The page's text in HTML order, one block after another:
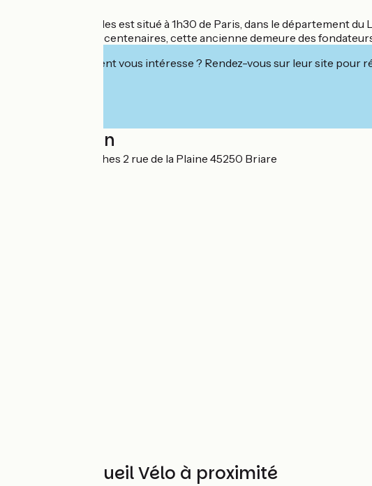
Notre hôtel 4 étoiles est situé à 1h30 de Paris, dans le département
hectares d'arbres centenaires, cette ancienne demeure des
Cet établissement vous intéresse ? Rendez-vous sur leur site pour
Localisation
Domaine des Roches 2 rue de la Plaine 45250 Briare
Autres Accueil Vélo à proximité